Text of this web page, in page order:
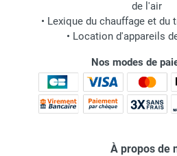
de l'air
• Lexique du chauffage et du
• Location d'appareils
Nos modes de
À propos de